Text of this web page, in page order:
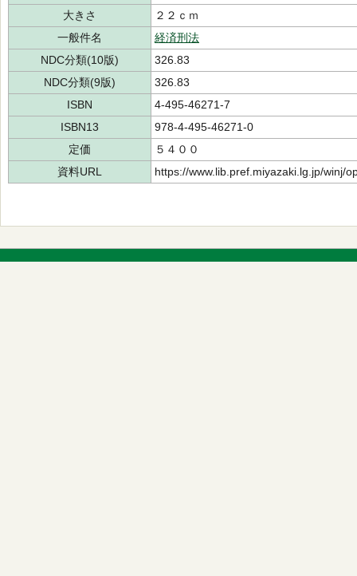
大きさ
２２ｃｍ
一般件名
経済刑法
NDC分類(10版)
326.83
NDC分類(9版)
326.83
ISBN
4-495-46271-7
ISBN13
978-4-495-46271-0
定価
５４００
資料URL
https://www.lib.pref.miyazaki.lg.jp/winj/